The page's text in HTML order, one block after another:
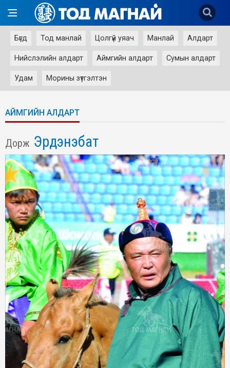
Бүгд Тод манлай Цолгүй уяач Манлай Алдарт
Нийслэлийн алдарт Аймгийн алдарт Сумын алдарт
Удам Морины зүтгэлтэн
АЙМГИЙН АЛДАРТ
Дорж Эрдэнэбат